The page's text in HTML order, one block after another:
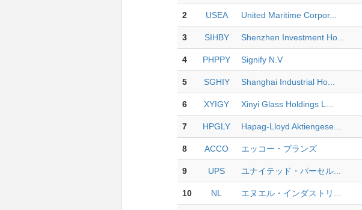
2 USEA United Maritime Corpor...
3 SIHBY Shenzhen Investment Ho...
4 PHPPY Signify N.V
5 SGHIY Shanghai Industrial Ho...
6 XYIGY Xinyi Glass Holdings L...
7 HPGLY Hapag-Lloyd Aktiengese...
8 ACCO エッコー・ブランズ
9 UPS ユナイテッド・パーセル...
10 NL エヌエル・インダストリ...